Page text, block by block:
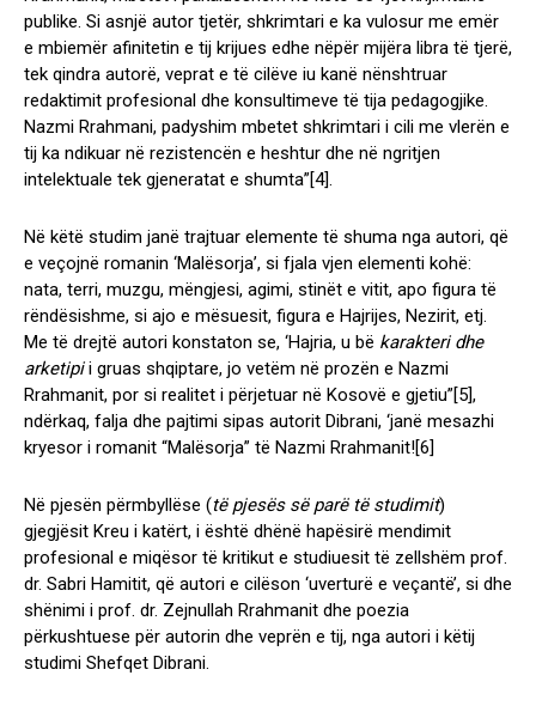
publike. Si asnjë autor tjetër, shkrimtari e ka vulosur me emër
e mbiemër afinitetin e tij krijues edhe nëpër mijëra libra të tjerë,
tek qindra autorë, veprat e të cilëve iu kanë nënshtruar
redaktimit profesional dhe konsultimeve të tija pedagogjike.
Nazmi Rrahmani, padyshim mbetet shkrimtari i cili me vlerën e
tij ka ndikuar në rezistencën e heshtur dhe në ngritjen
intelektuale tek gjeneratat e shumta”[4].
Në këtë studim janë trajtuar elemente të shuma nga autori, që
e veçojnë romanin ‘Malësorja’, si fjala vjen elementi kohë:
nata, terri, muzgu, mëngjesi, agimi, stinët e vitit, apo figura të
rëndësishme, si ajo e mësuesit, figura e Hajrijes, Nezirit, etj.
Me të drejtë autori konstaton se, ‘Hajria, u bë karakteri dhe
arketipii gruas shqiptare, jo vetëm në prozën e Nazmi
Rrahmanit, por si realitet i përjetuar në Kosovë e gjetiu”[5],
ndërkaq, falja dhe pajtimi sipas autorit Dibrani, ‘janë mesazhi
kryesor i romanit “Malësorja” të Nazmi Rrahmanit![6]
Në pjesën përmbyllëse (të pjesës së parë të studimit)
gjegjësit Kreu i katërt, i është dhënë hapësirë mendimit
profesional e miqësor të kritikut e studiuesit të zellshëm prof.
dr. Sabri Hamitit, që autori e cilëson ‘uverturë e veçantë’, si dhe
shënimi i prof. dr. Zejnullah Rrahmanit dhe poezia
përkushtuese për autorin dhe veprën e tij, nga autori i këtij
studimi Shefqet Dibrani.